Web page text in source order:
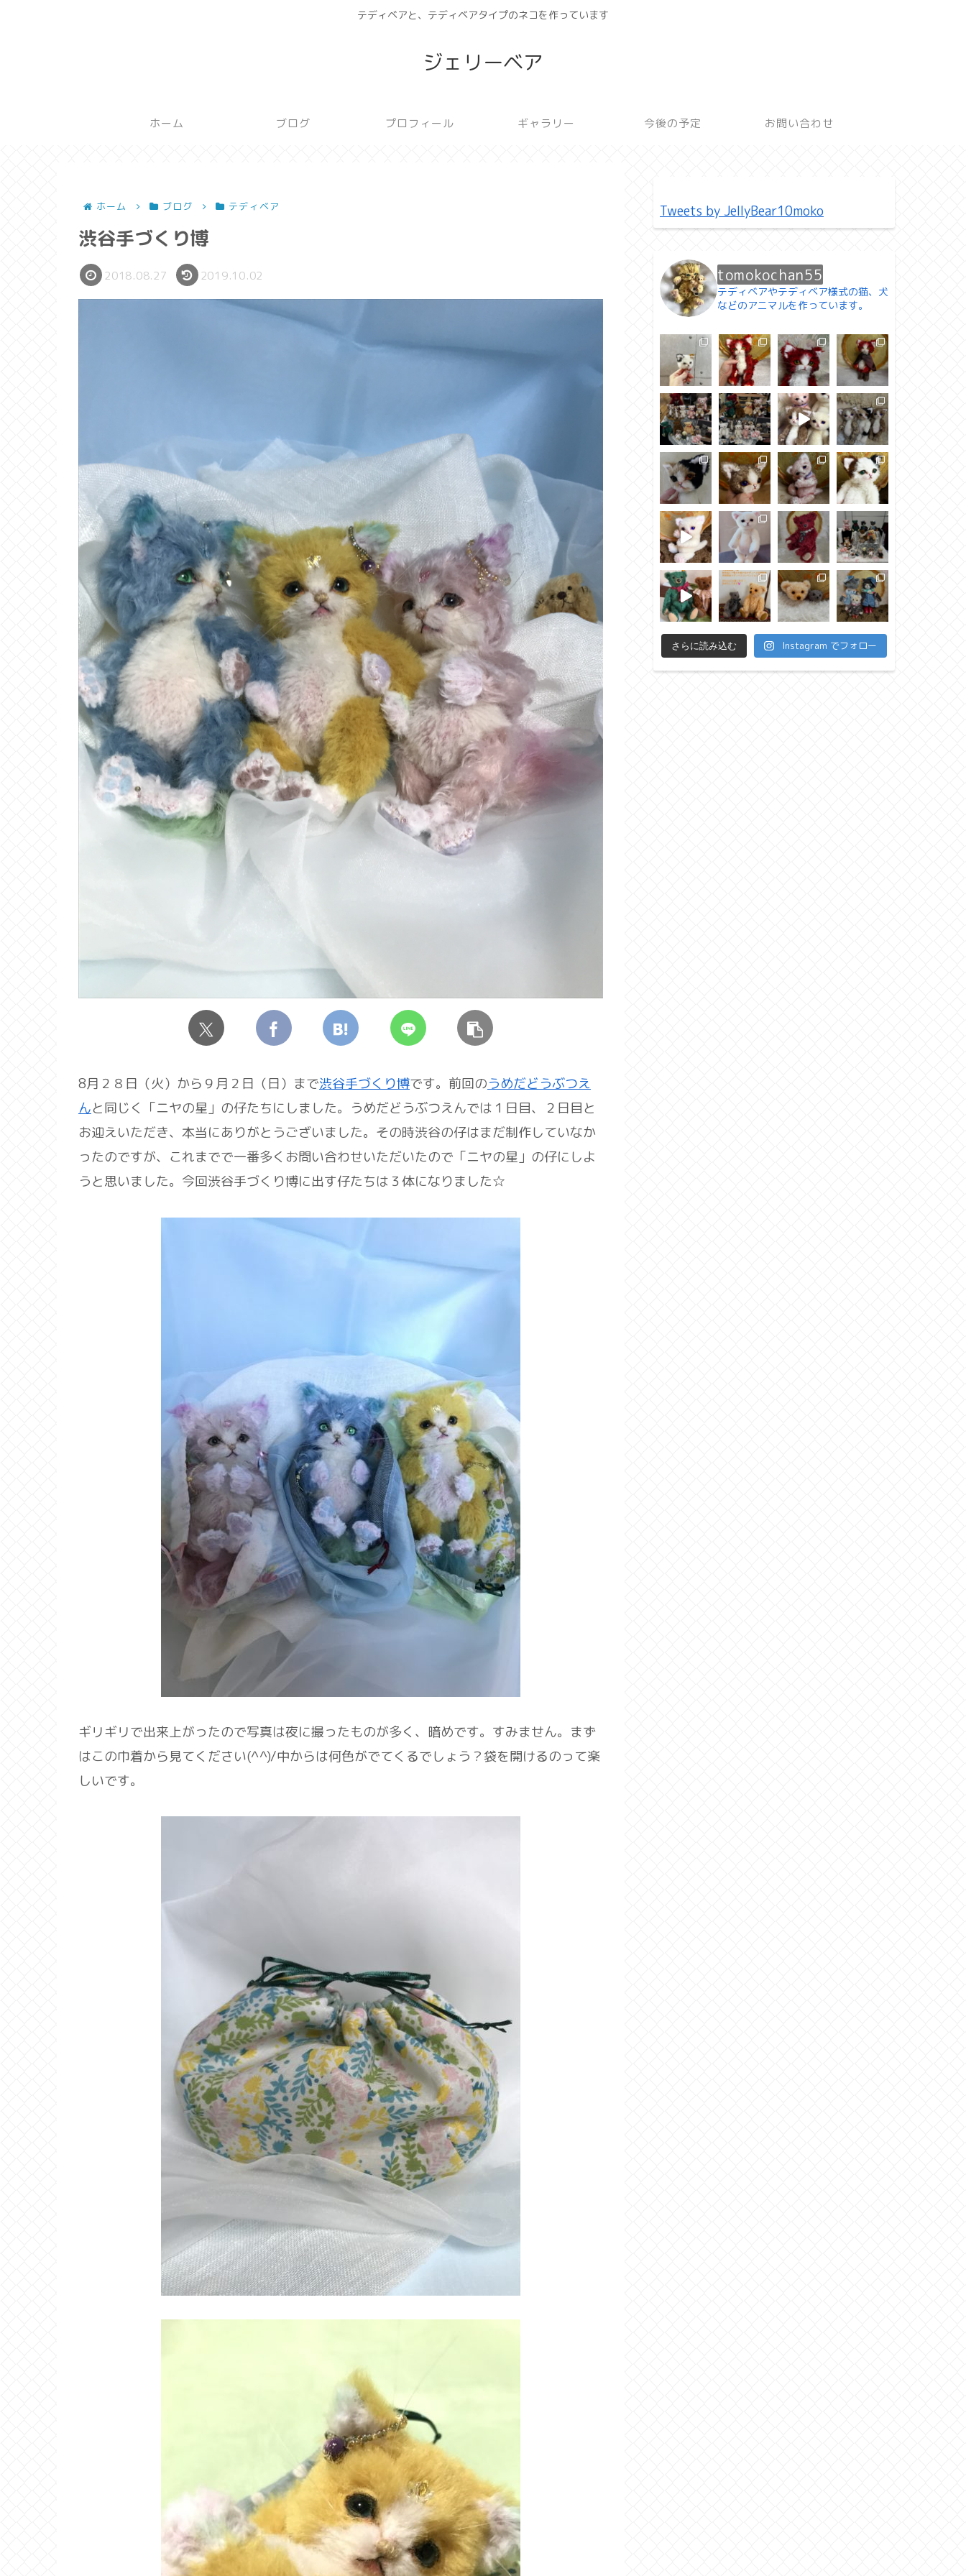
テディベアと、テディベアタイプのネコを作っています
ジェリーベア
ホーム ブログ プロフィール ギャラリー 今後の予定 お問い合わせ
ホーム ブログ テディベア
渋谷手づくり博
2018.08.27 2019.10.02
8月２８日（火）から９月２日（日）まで渋谷手づくり博です。前回のうめだどうぶつえ
んと同じく「ニヤの星」の仔たちにしました。うめだどうぶつえんでは１日目、２日目と
お迎えいただき、本当にありがとうございました。その時渋谷の仔はまだ制作していなか
ったのですが、これまでで一番多くお問い合わせいただいたので「ニヤの星」の仔にしよ
うと思いました。今回渋谷手づくり博に出す仔たちは３体になりました☆
ギリギリで出来上がったので写真は夜に撮ったものが多く、暗めです。すみません。まず
はこの巾着から見てください(^^)/中からは何色がでてくるでしょう？袋を開けるのって楽
しいです。
Tweets by JellyBear10moko
tomokochan55
テディベアやテディベア様式の猫、犬
などのアニマルを作っています。
さらに読み込む Instagram でフォロー